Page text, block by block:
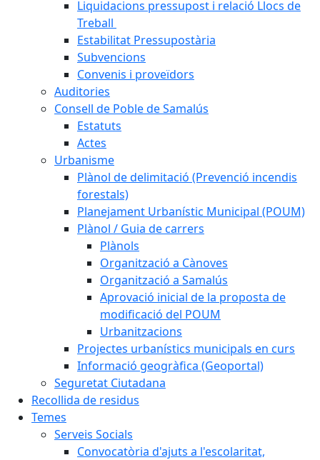
Liquidacions pressupost i relació Llocs de
Treball
Estabilitat Pressupostària
Subvencions
Convenis i proveïdors
Auditories
Consell de Poble de Samalús
Estatuts
Actes
Urbanisme
Plànol de delimitació (Prevenció incendis
forestals)
Planejament Urbanístic Municipal (POUM)
Plànol / Guia de carrers
Plànols
Organització a Cànoves
Organització a Samalús
Aprovació inicial de la proposta de
modificació del POUM
Urbanitzacions
Projectes urbanístics municipals en curs
Informació geogràfica (Geoportal)
Seguretat Ciutadana
Recollida de residus
Temes
Serveis Socials
Convocatòria d'ajuts a l'escolaritat,